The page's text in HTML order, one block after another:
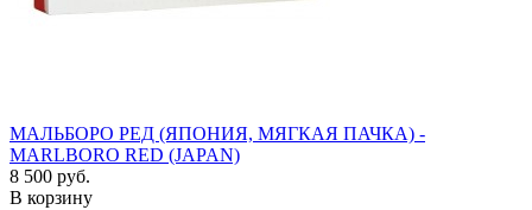
МАЛЬБОРО РЕД (ЯПОНИЯ, МЯГКАЯ ПАЧКА) -
MARLBORO RED (JAPAN)
8 500 руб.
В корзину